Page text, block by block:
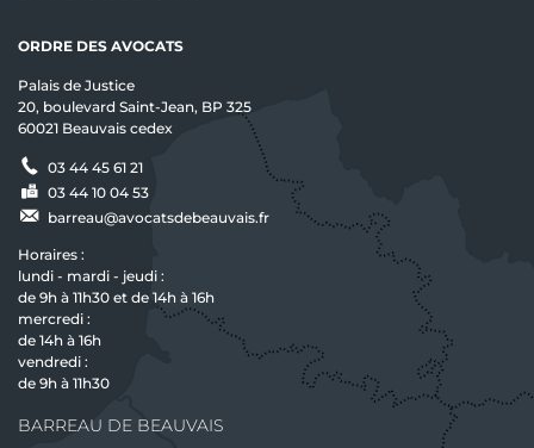
ORDRE DES AVOCATS
Palais de Justice
20, boulevard Saint-Jean, BP 325
60021 Beauvais cedex
03 44 45 61 21
03 44 10 04 53
barreau@avocatsdebeauvais.fr
Horaires :
lundi - mardi - jeudi :
de 9h à 11h30 et de 14h à 16h
mercredi :
de 14h à 16h
vendredi :
de 9h à 11h30
BARREAU DE BEAUVAIS